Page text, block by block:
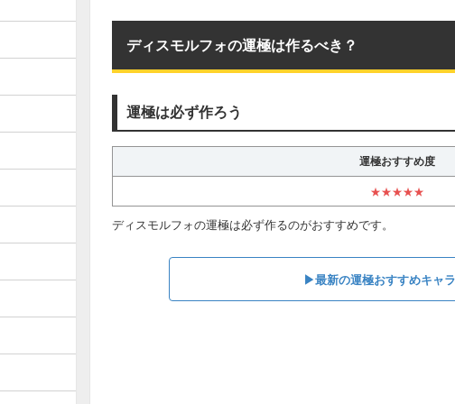
ディスモルフォの運極は作るべき？
運極は必ず作ろう
運極おすすめ度
★★★★★
ディスモルフォの運極は必ず作るのがおすすめです。
▶︎最新の運極おすすめキャ